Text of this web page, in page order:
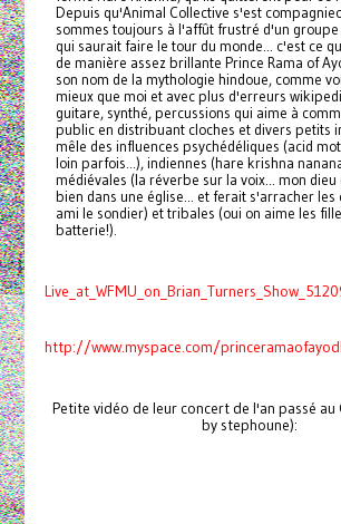
Depuis qu'Animal Collective s'est
sommes toujours à l'affût frustré d'un
qui saurait faire le tour du monde... c'est ce
de manière assez brillante Prince Rama of
son nom de la mythologie hindoue, comme
mieux que moi et avec plus d'erreurs
guitare, synthé, percussions qui aime à
public en distribuant cloches et divers petits
mêle des influences psychédéliques (acid
loin parfois...), indiennes (hare krishna
médiévales (la réverbe sur la voix... mon
bien dans une église... et ferait s'arracher les
ami le sondier) et tribales (oui on aime les
batterie!).
http://www.myspace.com/
Petite vidéo de leur concert de l'an passé
by stephoune):